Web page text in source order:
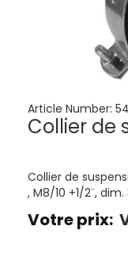
Article Number:
Collier de
Collier de
, M8/10 +1/2¨,
Votre prix: